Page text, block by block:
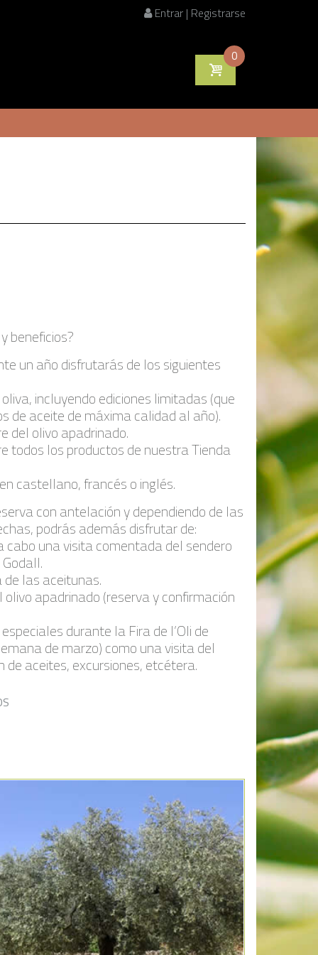
Entrar | Registrarse
0
beneficios?
un año disfrutarás de los siguientes
incluyendo ediciones limitadas (que
de aceite de máxima calidad al año).
del olivo apadrinado.
todos los productos de nuestra Tienda
castellano, francés o inglés.
con antelación y dependiendo de las
podrás además disfrutar de:
una visita comentada del sendero
las aceitunas.
apadrinado (reserva y confirmación
durante la Fira de l’Oli de
de marzo) como una visita del
aceites, excursiones, etcétera.
Añadir a la lista de deseos